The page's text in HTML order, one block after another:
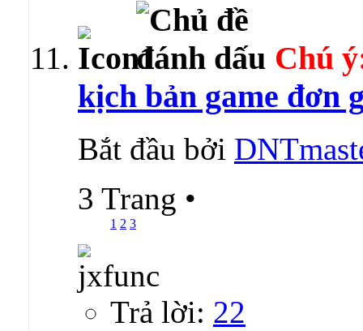
Chú
kịch bản game đơn
Bắt đầu bởi
3 Trang •
1 2 3
Trả lời: 22